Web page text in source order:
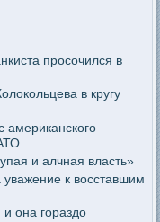
просочился в
в кругу
американского
и алчная власть»
к восставшим
и она гораздо